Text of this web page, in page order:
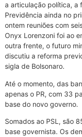
a articulação política, a
Previdência ainda no
ontem reuniões com
Onyx Lorenzoni foi ao
outra frente, o futuro
discutiu a reforma
sigla de Bolsonaro.
Até o momento, das
apenas o PR, com 33
base do novo governo.
Somados ao PSL, são
base governista. Os